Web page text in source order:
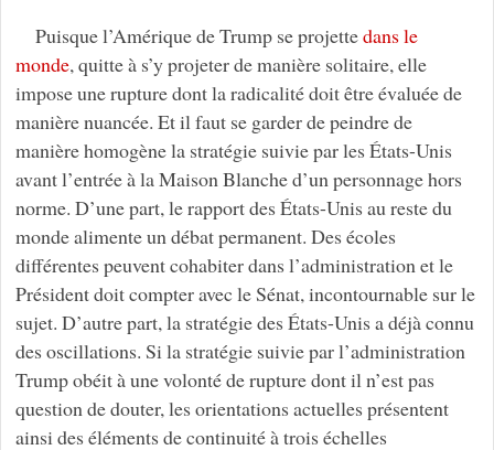
Puisque l’Amérique de Trump se projettedans le
monde, quitte à s’y projeter de manière solitaire, elle
impose une rupture dont la radicalité doit être évaluée de
manière nuancée. Et il faut se garder de peindre de
manière homogène la stratégie suivie par les États-Unis
avant l’entrée à la Maison Blanche d’un personnage hors
norme. D’une part, le rapport des États-Unis au reste du
monde alimente un débat permanent. Des écoles
différentes peuvent cohabiter dans l’administration et le
Président doit compter avec le Sénat, incontournable sur le
sujet. D’autre part, la stratégie des États-Unis a déjà connu
des oscillations. Si la stratégie suivie par l’administration
Trump obéit à une volonté de rupture dont il n’est pas
question de douter, les orientations actuelles présentent
ainsi des éléments de continuité à trois échelles